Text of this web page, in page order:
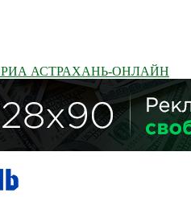
РИА АСТРАХАНЬ-ОНЛАЙН